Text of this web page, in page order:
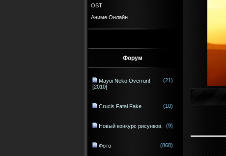
OST
Аниме Онлайн
Форум
Mayoi Neko Overrun!
[2010]
(21)
Crucis Fatal Fake (10)
Новый конкурс рисунков. (9)
Фото (868)